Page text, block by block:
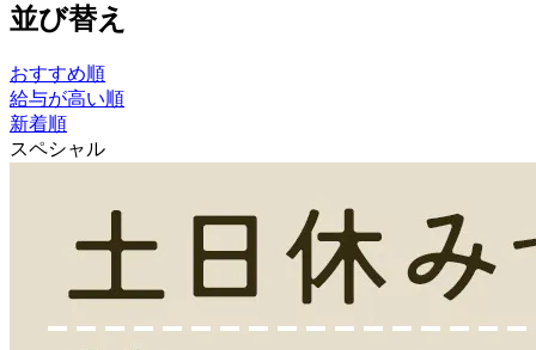
並び替え
おすすめ順
給与が高い順
新着順
スペシャル